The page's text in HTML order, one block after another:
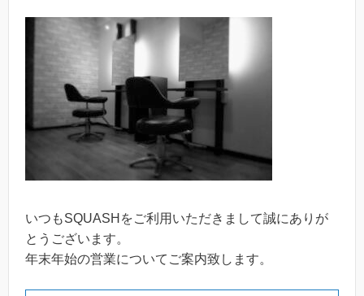
いつもSQUASHをご利用いただきまして誠にありが
とうございます。
年末年始の営業についてご案内致します。